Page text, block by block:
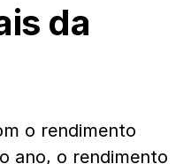
da
o rendimento
ano, o rendimento